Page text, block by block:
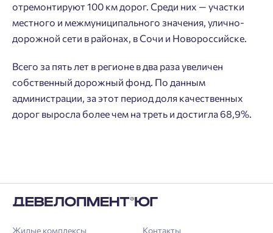
отремонтируют 100 км дорог. Среди них — участки
местного и межмуниципального значения, улично-
дорожной сети в районах, в Сочи и Новороссийске.
Всего за пять лет в регионе в два раза увеличен
собственный дорожный фонд. По данным
администрации, за этот период доля качественных
дорог выросла более чем на треть и достигла 68,9%.
Жилые комплексы Контакты
Пожалуйста, оставьте ваши контакты и мы вам
перезвоним.
Телефон
Добро пожаловать в личный
кабинет
телефона, кликнув на кнопку «Войти» ниже
и мы вышлем вам одноразовый код
Выбор города
Ростов-на-Дону